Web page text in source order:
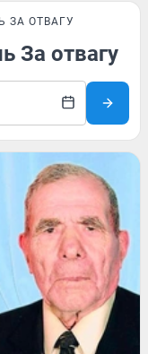
ЗА ОТВАГУ
За отвагу